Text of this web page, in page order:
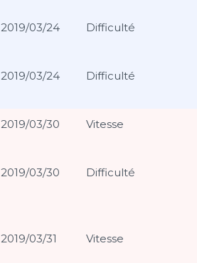
2019/03/24 Difficulté
2019/03/24 Difficulté
2019/03/30 Vitesse
2019/03/30 Difficulté
2019/03/31 Vitesse